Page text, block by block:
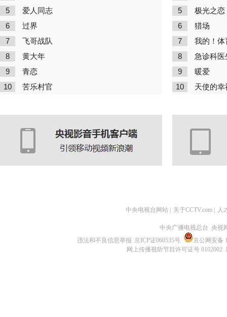
5 爱人同志
6 过界
7 飞哥战队
8 黄大年
9 青恋
10 苦乐村官
5 极光之恋
6 猎场
7 我的！体
8 急诊科医
9 暖爱
10 天使的幸
中央电视台网站 关于CCTV.com 人
中央广播电视总台 央视
违法和不良信息举报 京ICP证060535号
京公网安备
网上传播视听节目许可证号 0102002